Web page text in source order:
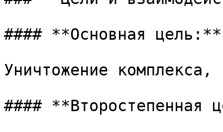
#### **Основная цель:**
Уничтожение
#### **Второстепенная